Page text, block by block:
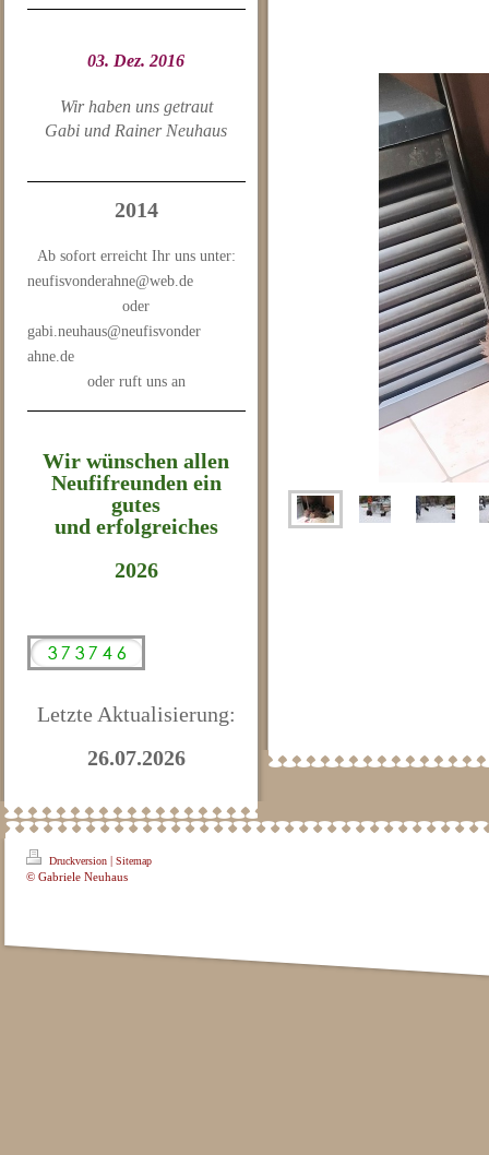
03. Dez. 2016
Wir haben uns getraut
Gabi und Rainer Neuhaus
2014
Ab sofort erreicht Ihr uns unter:
neufisvonderahne@web.de
oder
gabi.neuhaus@neufisvonder
ahne.de
oder ruft uns an
Wir wünschen allen
Neufifreunden ein
gutes
und erfolgreiches
2026
Letzte Aktualisierung:
26.07.2026
Druckversion | Sitemap
© Gabriele Neuhaus